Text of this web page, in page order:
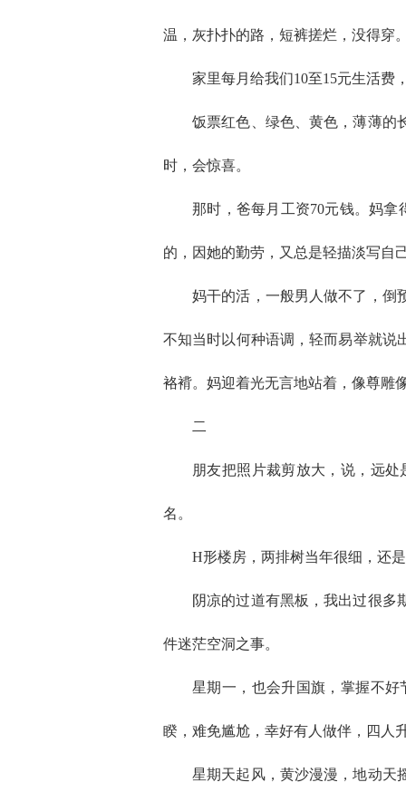
温，灰扑扑的路，短裤搓烂，没得穿
家里每月给我们10至15元生活费
饭票红色、绿色、黄色，薄薄的
时，会惊喜。
那时，爸每月工资70元钱。妈
的，因她的勤劳，又总是轻描淡写自
妈干的活，一般男人做不了，倒
不知当时以何种语调，轻而易举就说
袼褙。妈迎着光无言地站着，像尊雕
二
朋友把照片裁剪放大，说，远
名。
H形楼房，两排树当年很细，还
阴凉的过道有黑板，我出过很多
件迷茫空洞之事。
星期一，也会升国旗，掌握不
睽，难免尴尬，幸好有人做伴，四人
星期天起风，黄沙漫漫，地动天